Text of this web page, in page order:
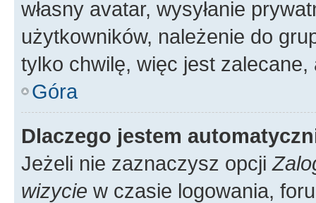
własny avatar, wysyłanie
użytkowników, należenie do
tylko chwilę, więc jest zalecane,
Góra
Dlaczego jestem
Jeżeli nie zaznaczysz opcji
wizycie w czasie logowania,